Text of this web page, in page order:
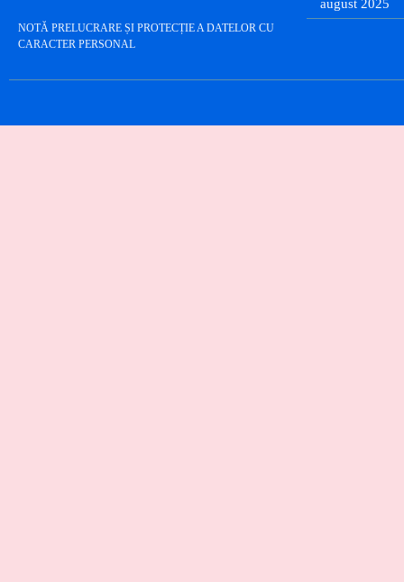
NOTĂ PRELUCRARE ȘI PROTECȚIE A DATELOR CU
CARACTER PERSONAL
august 2025